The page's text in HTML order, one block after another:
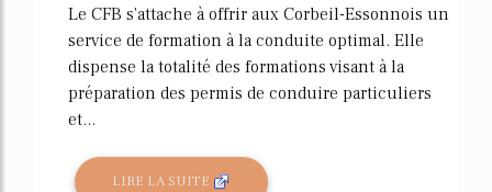
Le CFB s'attache à offrir aux Corbeil-Essonnois un
service de formation à la conduite optimal. Elle
dispense la totalité des formations visant à la
préparation des permis de conduire particuliers
et...
LIRE LA SUITE